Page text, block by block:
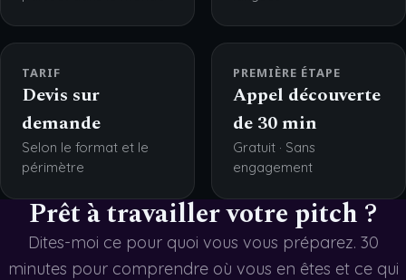
TARIF
Devis sur
demande
Selon le format et le
périmètre
PREMIÈRE ÉTAPE
Appel découverte
de 30 min
Gratuit · Sans
engagement
Prêt à travailler votre pitch ?
Dites-moi ce pour quoi vous vous préparez. 30
minutes pour comprendre où vous en êtes et ce qui